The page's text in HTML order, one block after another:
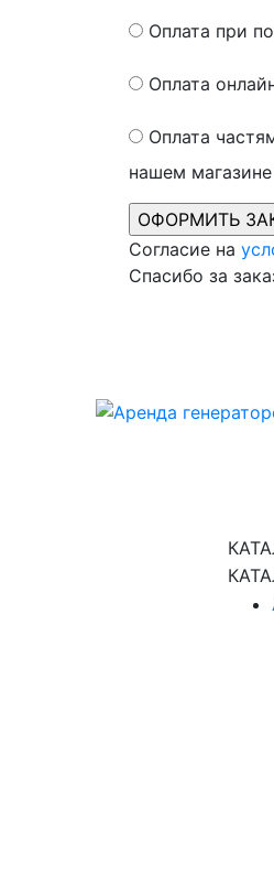
Оплата при
Оплата
Оплата
нашем
Согласие на
Спасибо за